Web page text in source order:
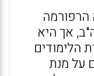
הרפורמה
אך היא
הלימודים
על מנת